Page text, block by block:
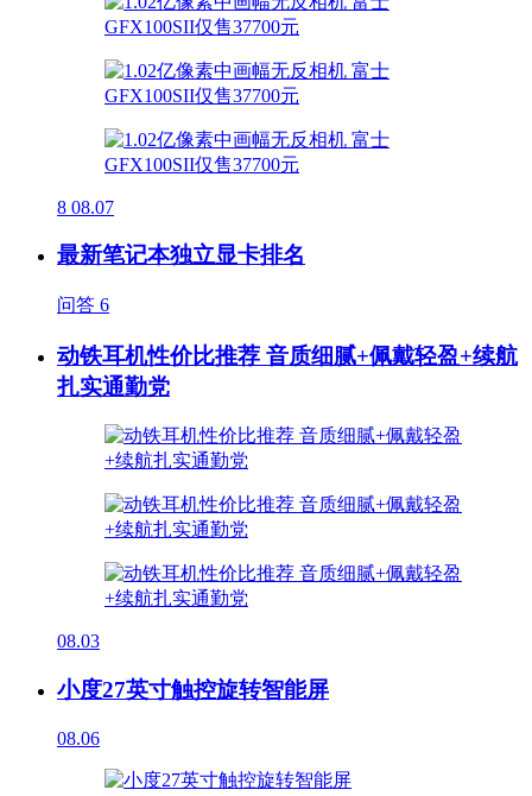
8 08.07
最新笔记本独立显卡排名
问答 6
动铁耳机性价比推荐 音质细腻+佩戴轻盈+续航
扎实通勤党
08.03
小度27英寸触控旋转智能屏
08.06